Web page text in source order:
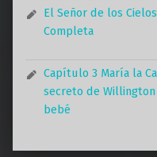
El Señor de los
Completa
Capítulo 3 María la
secreto de
bebé